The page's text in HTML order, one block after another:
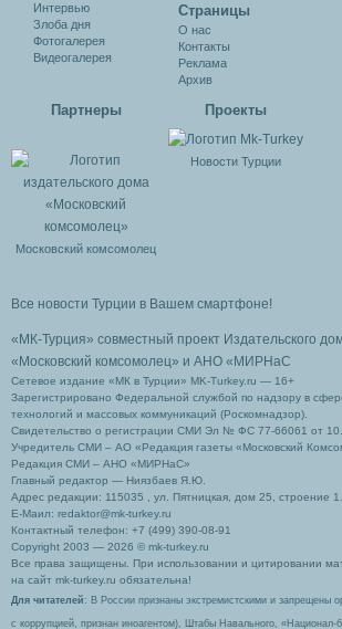
Интервью
Злоба дня
Фотогалерея
Видеогалерея
Cтраницы
О нас
Контакты
Реклама
Архив
Партнеры
Московский комсомолец
Проекты
Новости Турции
Все новости Турции в Вашем смартфоне!
«МК-Турция» совместный проект Издательского
«Московский комсомолец» и АНО «МИРНаС
Сетевое издание «МК в Турции» MK-Turkey.ru — 16+
Зарегистрировано Федеральной службой по надзору в
технологий и массовых коммуникаций (Роскомнадзор).
Свидетельство о регистрации СМИ Эл № ФС 77-66061 от
Учредитель СМИ – АО «Редакция газеты «Московский
Редакция СМИ – АНО «МИРНаС»
Главный редактор — Ниязбаев Я.Ю.
Адрес редакции: 115035 , ул. Пятницкая, дом 25, строение 1.
Е-Маил: redaktor@mk-turkey.ru
Контактный телефон: +7 (499) 390-08-91
Copyright 2003 — 2026 © mk-turkey.ru
Все права защищены. При использовании и цитировании
на сайт mk-turkey.ru обязательна!
Для читателей : В России признаны экстремистскими и запрещены
с коррупцией, признан иноагентом), Штабы Навального, «Национал-